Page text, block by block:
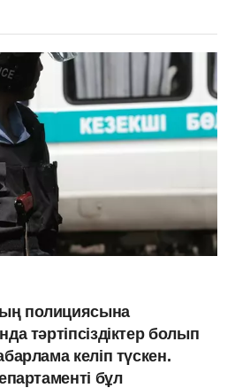
полициясына
тәртіпсіздіктер болып
келіп түскен.
бұл